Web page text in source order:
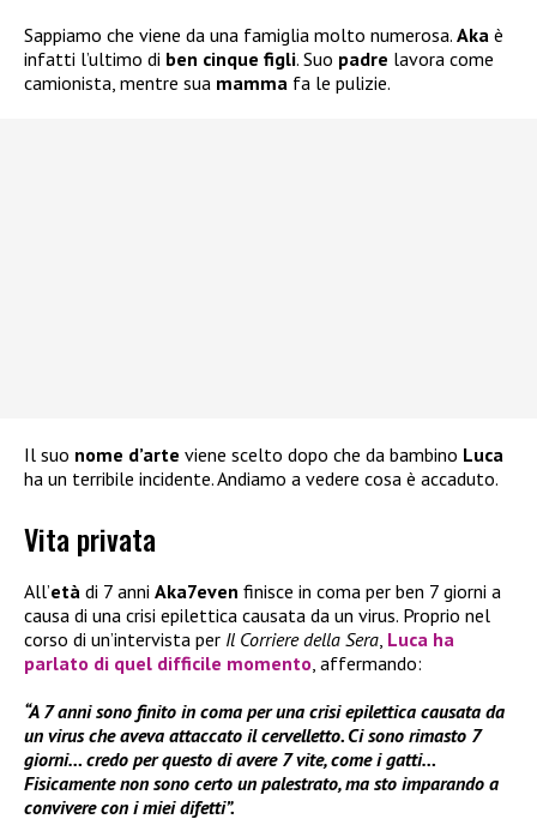
Sappiamo che viene da una famiglia molto numerosa. Aka è
infatti l’ultimo di ben cinque figli. Suo padre lavora come
camionista, mentre sua mamma fa le pulizie.
Il suo nome d’arte viene scelto dopo che da bambino Luca
ha un terribile incidente. Andiamo a vedere cosa è accaduto.
Vita privata
All’età di 7 anni Aka7even finisce in coma per ben 7 giorni a
causa di una crisi epilettica causata da un virus. Proprio nel
corso di un’intervista per Il Corriere della Sera, Luca ha
parlato di quel difficile momento, affermando:
“A 7 anni sono finito in coma per una crisi epilettica causata da
un virus che aveva attaccato il cervelletto. Ci sono rimasto 7
giorni… credo per questo di avere 7 vite, come i gatti…
Fisicamente non sono certo un palestrato, ma sto imparando a
convivere con i miei difetti”.